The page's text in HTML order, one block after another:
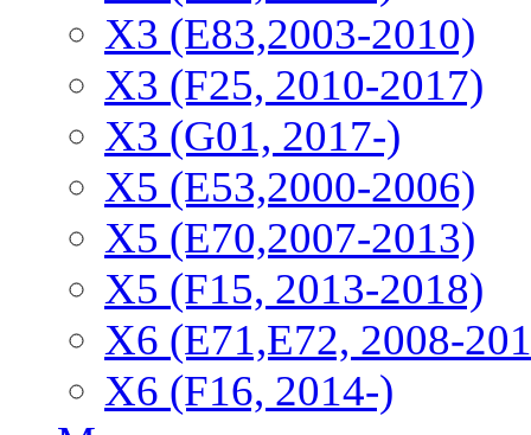
X3 (E83,2003-2010)
X3 (F25, 2010-2017)
X3 (G01, 2017-)
X5 (E53,2000-2006)
X5 (E70,2007-2013)
X5 (F15, 2013-2018)
X6 (E71,E72, 2008-
X6 (F16, 2014-)